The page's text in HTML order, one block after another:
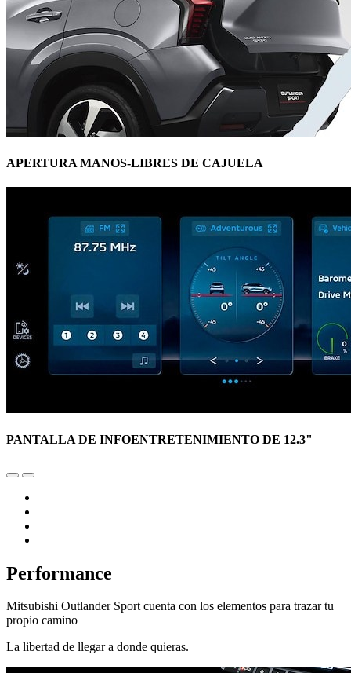
APERTURA MANOS-LIBRES DE CAJUELA
PANTALLA DE INFOENTRETENIMIENTO DE 12.3"
Performance
Mitsubishi Outlander Sport cuenta con los elementos para trazar tu
propio camino
La libertad de llegar a donde quieras.